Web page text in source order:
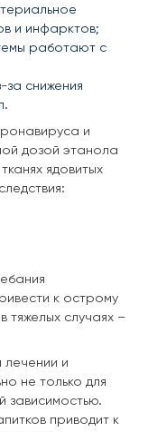
и инфарктов;
работают с
за снижения
и
дозой этанола
ядовитых
к острому
тяжелых случаях –
лечении и
не только для
приводит к